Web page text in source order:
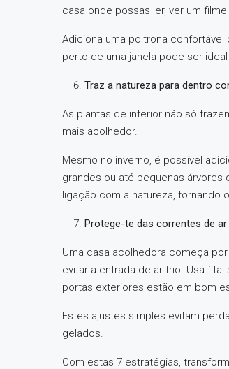
casa onde possas ler, ver um
Adiciona uma poltrona confortável
perto de uma janela pode ser
Traz a natureza para dentro
As plantas de interior não só
mais acolhedor.
Mesmo no inverno, é possível
grandes ou até pequenas árvores
ligação com a natureza, tornando
Protege-te das correntes de ar
Uma casa acolhedora começa
evitar a entrada de ar frio. Usa
portas exteriores estão em bom
Estes ajustes simples evitam
gelados.
Com estas 7 estratégias,